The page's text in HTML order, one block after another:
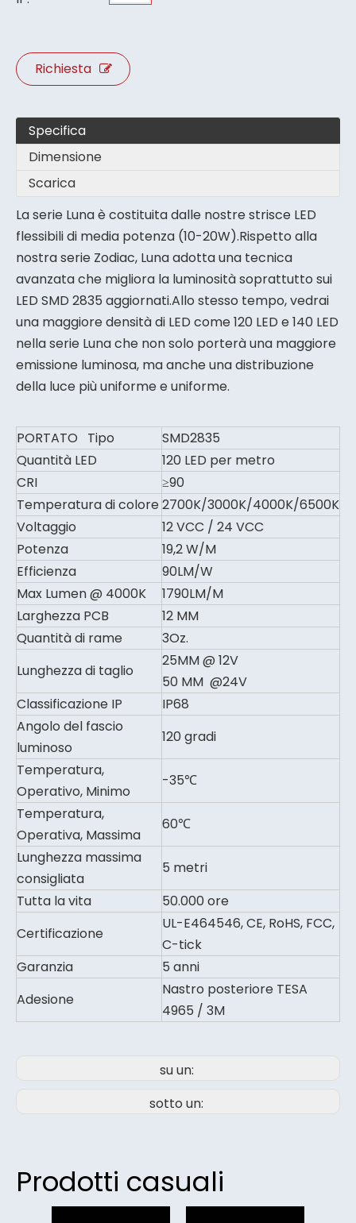
Richiesta
Specifica
Dimensione
Scarica
La serie Luna è costituita dalle nostre strisce LED
flessibili di media potenza (10-20W).Rispetto alla
nostra serie Zodiac, Luna adotta una tecnica
avanzata che migliora la luminosità soprattutto sui
LED SMD 2835 aggiornati.Allo stesso tempo, vedrai
una maggiore densità di LED come 120 LED e 140 LED
nella serie Luna che non solo porterà una maggiore
emissione luminosa, ma anche una distribuzione
della luce più uniforme e uniforme.
PORTATO Tipo
SMD2835
Quantità LED
120 LED per metro
CRI
≥90
Temperatura di colore2700K/3000K/4000K/6500K
Voltaggio
12 VCC / 24 VCC
Potenza
19,2 W/M
Efficienza
90LM/W
Max Lumen @ 4000K
1790LM/M
Larghezza PCB
12 MM
Quantità di rame
3Oz.
Lunghezza di taglio
25MM @ 12V
50 MM @24V
Classificazione IP
IP68
Angolo del fascio
luminoso
120 gradi
Temperatura,
Operativo, Minimo
-35℃
Temperatura,
Operativa, Massima
60℃
Lunghezza massima
consigliata
5 metri
Tutta la vita
50.000 ore
Certificazione
UL-E464546, CE, RoHS, FCC,
C-tick
Garanzia
5 anni
Adesione
Nastro posteriore TESA
4965 / 3M
su un:
sotto un:
Prodotti casuali